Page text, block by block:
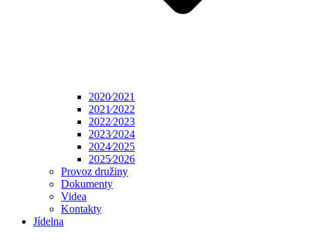
2020⁄2021
2021⁄2022
2022⁄2023
2023⁄2024
2024⁄2025
2025⁄2026
Provoz družiny
Dokumenty
Videa
Kontakty
Jídelna